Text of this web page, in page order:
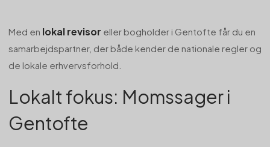
Med en lokal revisor eller bogholder i Gentofte får du en
samarbejdspartner, der både kender de nationale regler og
de lokale erhvervsforhold.
Lokalt fokus: Momssager i
Gentofte